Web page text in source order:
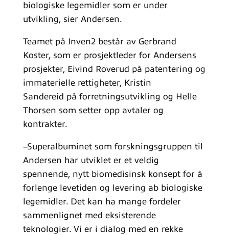
biologiske legemidler som er under
utvikling, sier Andersen.
Teamet på Inven2 består av Gerbrand
Koster, som er prosjektleder for Andersens
prosjekter, Eivind Roverud på patentering og
immaterielle rettigheter, Kristin
Sandereid på forretningsutvikling og Helle
Thorsen som setter opp avtaler og
kontrakter.
–Superalbuminet som forskningsgruppen til
Andersen har utviklet er et veldig
spennende, nytt biomedisinsk konsept for å
forlenge levetiden og levering ab biologiske
legemidler. Det kan ha mange fordeler
sammenlignet med eksisterende
teknologier. Vi er i dialog med en rekke